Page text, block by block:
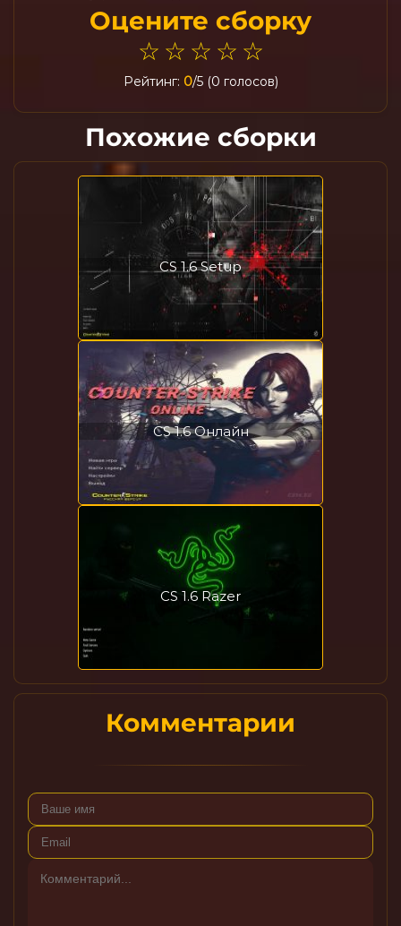
Оцените сборку
☆ ☆ ☆ ☆ ☆
Рейтинг: 0/5 (0 голосов)
Похожие сборки
CS 1.6 Setup
CS 1.6 Онлайн
CS 1.6 Razer
Комментарии